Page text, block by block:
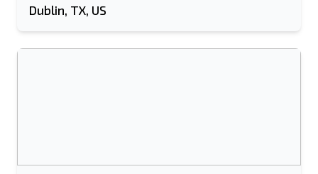
Dublin, TX, US